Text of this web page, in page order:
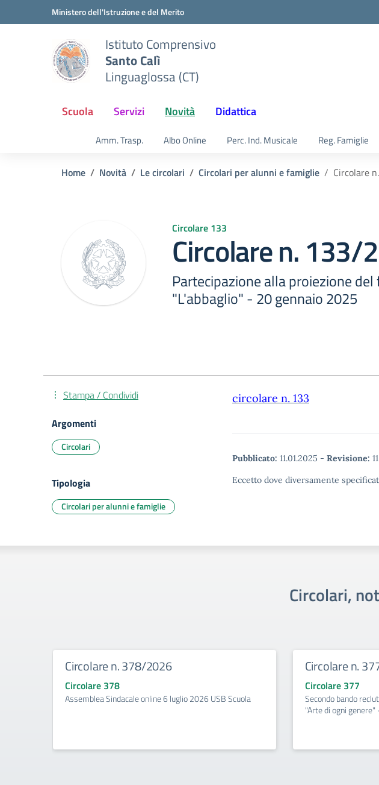
Vai ai contenuti
Vai al menu di navigazioneMinistero dell'Istruzione e del Merito
Istituto Comprensivo
Santo Calì
Linguaglossa (CT)
Scuola Servizi Novità Didattica
Amm. Trasp. Albo Online Perc. Ind. Musicale Reg. Famiglie
Home Novità Le circolari Circolari per alunni e famiglie Circolare
Circolare 133
Circolare n. 133/
Partecipazione alla proiezione
"L'abbaglio" - 20 gennaio 2025
circolare n. 133
Pubblicato: 11.01.2025 - Revisione:
Eccetto dove diversamente
Stampa / Condividi
Argomenti
Circolari
Tipologia
Circolari per alunni e famiglie
Circolari,
Circolare n. 378/2026
Circolare 378
Assemblea Sindacale online 6 luglio 2026 USB Scuola
Circolare n.
Circolare 377
Secondo bando
"Arte di ogni